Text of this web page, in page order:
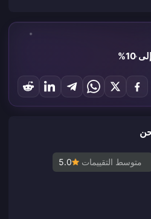
متوسط التقييمات 5.0